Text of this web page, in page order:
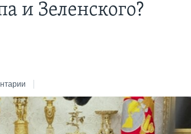
и Зеленского?